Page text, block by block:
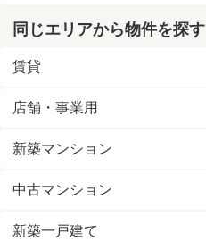
同じエリアから物件を探す
賃貸
店舗・事業用
新築マンション
中古マンション
新築一戸建て